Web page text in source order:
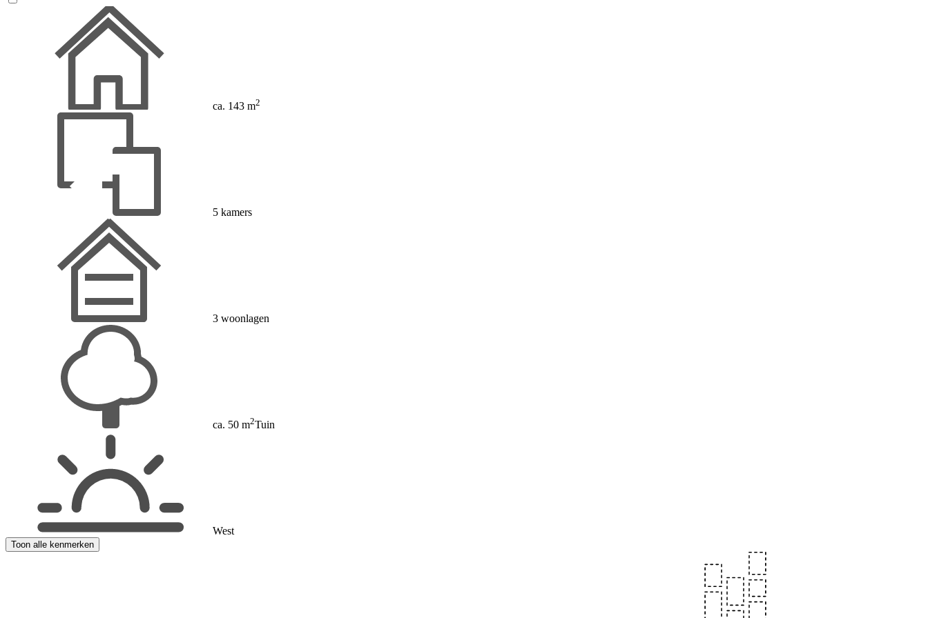
ca. 143 m2
5 kamers
3 woonlagen
ca. 50 m2Tuin
West
Toon alle kenmerken